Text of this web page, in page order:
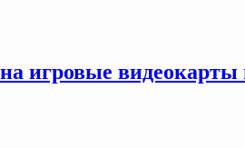
игровые